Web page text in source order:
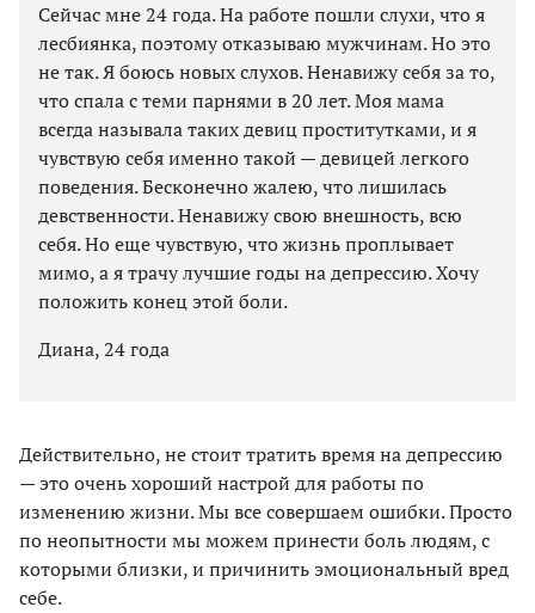
Сейчас мне 24 года. На работе пошли слухи, что я
лесбиянка, поэтому отказываю мужчинам. Но это
не так. Я боюсь новых слухов. Ненавижу себя за то,
что спала с теми парнями в 20 лет. Моя мама
всегда называла таких девиц проститутками, и я
чувствую себя именно такой — девицей легкого
поведения. Бесконечно жалею, что лишилась
девственности. Ненавижу свою внешность, всю
себя. Но еще чувствую, что жизнь проплывает
мимо, а я трачу лучшие годы на депрессию. Хочу
положить конец этой боли.
Диана, 24 года
Действительно, не стоит тратить время на депрессию
— это очень хороший настрой для работы по
изменению жизни. Мы все совершаем ошибки. Просто
по неопытности мы можем принести боль людям, с
которыми близки, и причинить эмоциональный вред
себе.